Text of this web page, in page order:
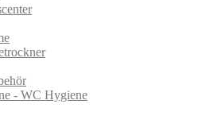
- WC Hygiene